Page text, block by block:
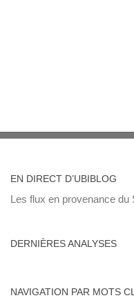
EN DIRECT D’UBIBLOG
Les flux en provenance du
DERNIÈRES ANALYSES
NAVIGATION PAR MOTS